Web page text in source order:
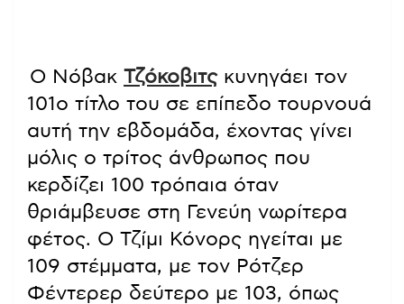
Ο Νόβακ Τζόκοβιτςκυνηγάει τον
101ο τίτλο του σε επίπεδο τουρνουά
αυτή την εβδομάδα, έχοντας γίνει
μόλις ο τρίτος άνθρωπος που
κερδίζει 100 τρόπαια όταν
θριάμβευσε στη Γενεύη νωρίτερα
φέτος. Ο Τζίμι Κόνορς ηγείται με
109 στέμματα, με τον Ρότζερ
Φέντερερ δεύτερο με 103, όπως